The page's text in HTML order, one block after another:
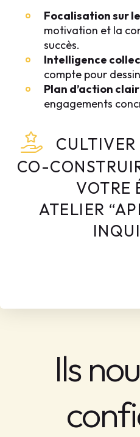
CO-
VOTRE
ATELIER
Focalisation sur
motivation et la
succès.
Intelligence
compte pour
Plan d’action clair
engagements
Ils